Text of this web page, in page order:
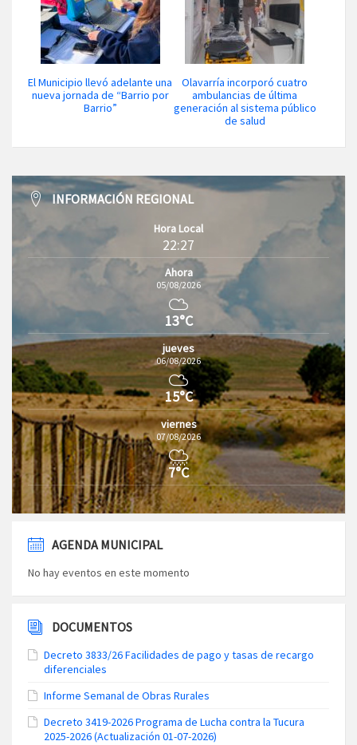
El Municipio llevó adelante una
nueva jornada de “Barrio por
Barrio”
Olavarría incorporó cuatro
ambulancias de última
generación al sistema público
de salud
INFORMACIÓN REGIONAL
Hora Local
22:27
Ahora
05/08/2026
13°C
jueves
06/08/2026
15°C
viernes
07/08/2026
7°C
AGENDA MUNICIPAL
No hay eventos en este momento
DOCUMENTOS
Decreto 3833/26 Facilidades de pago y tasas de recargo
diferenciales
Informe Semanal de Obras Rurales
Decreto 3419-2026 Programa de Lucha contra la Tucura
2025-2026 (Actualización 01-07-2026)